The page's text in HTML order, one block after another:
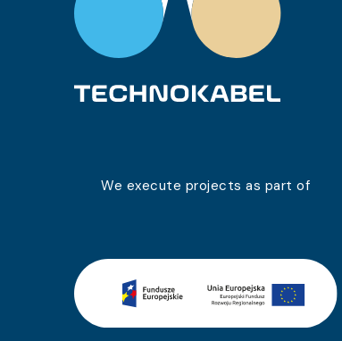
0951 041 05
YKSYFty-Nr 0,6/1
0951 043 05
YKSYFty-Nr 0,6/1 kV
0951 045 05
YKSYFty-Nr 0,6/1
0951 048 05
YKSYFty-Nr 0,6/1
0951 049 05
YKSYFty-Nr 0,6/1 kV
We execute projects as part of